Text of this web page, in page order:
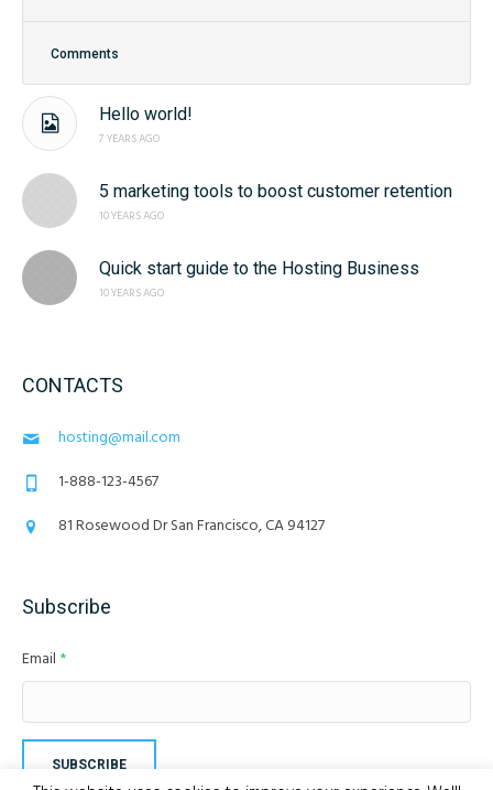
Comments
Hello world!
7 YEARS AGO
5 marketing tools to boost customer retention
10 YEARS AGO
Quick start guide to the Hosting Business
10 YEARS AGO
CONTACTS
hosting@mail.com
1-888-123-4567
81 Rosewood Dr San Francisco, CA 94127
Subscribe
Email *
SUBSCRIBE